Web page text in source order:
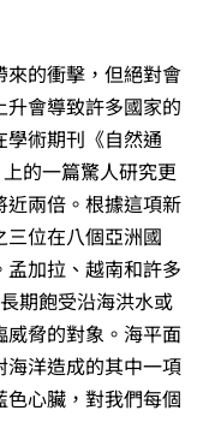
的衝擊，但絕對會
會導致許多國家的
學術期刊《自然通
的一篇驚人研究更
兩倍。根據這項新
位在八個亞洲國
加拉、越南和許多
期飽受沿海洪水或
脅的對象。海平面
洋造成的其中一項
心臟，對我們每個